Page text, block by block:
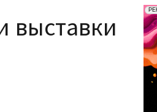
выставки